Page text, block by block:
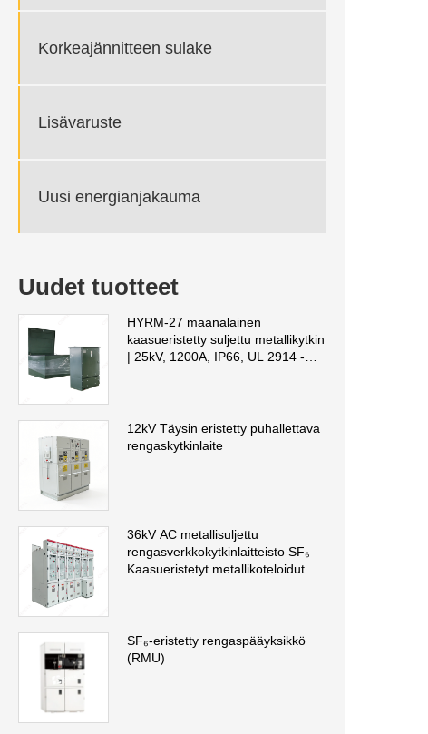
Korkeajännitteen sulake
Lisävaruste
Uusi energianjakauma
Uudet tuotteet
HYRM-27 maanalainen
kaasueristetty suljettu metallikytkin
| 25kV, 1200A, IP66, UL 2914 -
12kV Täysin eristetty puhallettava
rengaskytkinlaite
36kV AC metallisuljettu
rengasverkkokytkinlaitteisto SF₆
Kaasueristetyt metallikoteloidut
SF₆-eristetty rengaspääyksikkö
(RMU)